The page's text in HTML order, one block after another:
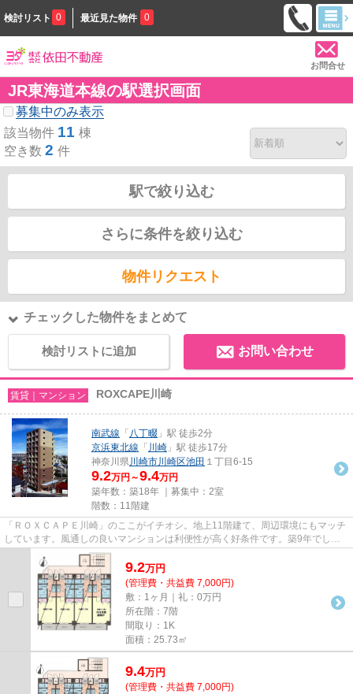
検討リスト 0 最近見た物件 0
お問合せ
JR東海道本線の駅選択画面
募集中のみ表示
該当物件 11 棟
空き数 2 件
駅で絞り込む
さらに条件を絞り込む
物件リクエスト
チェックした物件をまとめて
検討リストに追加 お問い合わせ
賃貸｜マンション ROXCAPE川崎
南武線 「 八丁畷 」駅 徒歩2分
京浜東北線 「 川崎 」駅 徒歩17分
神奈川県川崎市川崎区池田 １丁目6-15
9.2万円～9.4万円
築年数：築18年 ｜募集中： 2室
階数：11階建
「ＲＯＸＣＡＰＥ川崎」のここがイチオシ。地上11階建て、周辺環境にもマッチ
しています。風通しの良いマンションは利便性が高く好条件です。築9年でしっ
かりとした作りが特徴の物件で...
9.2万円
(管理費・共益費 7,000円)
敷：1ヶ月｜礼：0万円
所在階：7階
間取り：1K
面積：25.73㎡
9.4万円
(管理費・共益費 7,000円)